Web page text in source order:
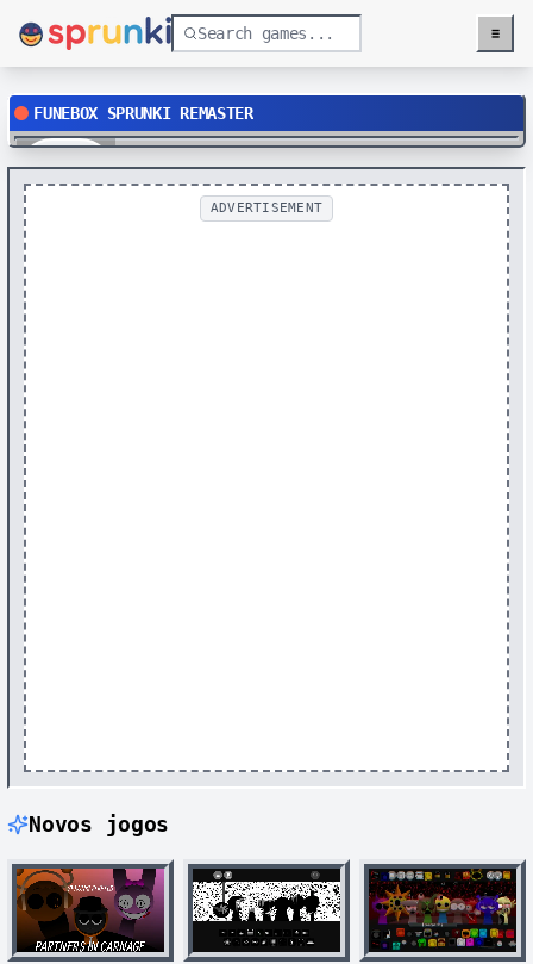
Menu
≡
FUNEBOX SPRUNKI REMASTER
Play
ADVERTISEMENT
Novos jogos